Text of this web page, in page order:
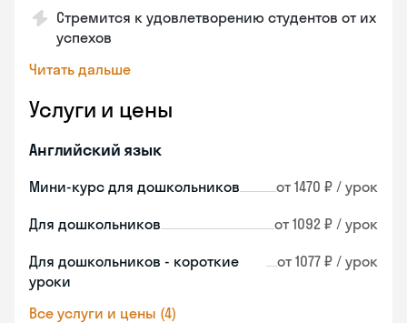
Стремится к удовлетворению студентов от их
успехов
Читать дальше
Услуги и цены
Английский язык
Мини-курс для дошкольников от 1470 ₽ / урок
Для дошкольников от 1092 ₽ / урок
Для дошкольников - короткие
уроки
от 1077 ₽ / урок
Все услуги и цены (4)